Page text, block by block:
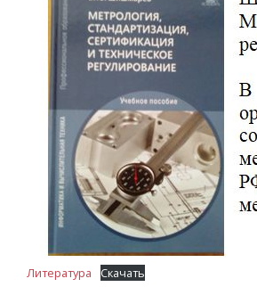
Литература Скачать